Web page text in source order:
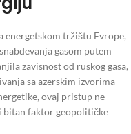
energetskom tržištu Evrope,
gasom putem
zavisnost od ruskog gasa,
sa azerskim izvorima
ovaj pristup ne
bitan faktor geopolitičke